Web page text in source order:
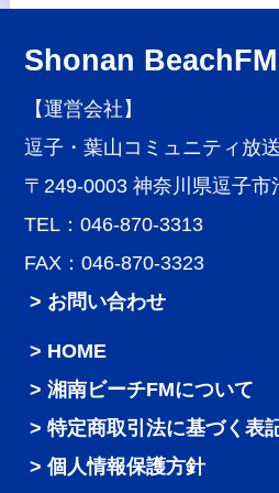
Shonan
【運営会社】
逗子・葉山コミュニティ放
〒249-0003 神奈川県逗子市
TEL：046-870-3313
FAX：046-870-3323
> お問い合わせ
HOME
湘南ビーチFMについて
特定商取引法に基づく表
個人情報保護方針